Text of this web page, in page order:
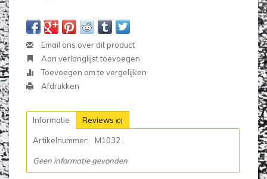
Email ons over dit product
Aan verlanglijst toevoegen
Toevoegen om te vergelijken
Afdrukken
Informatie Reviews (0)
Artikelnummer: M1032
Geen informatie gevonden